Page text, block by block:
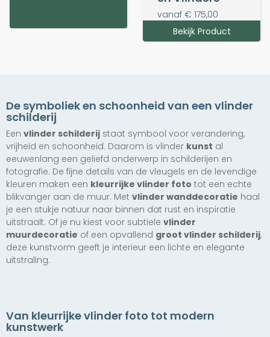
vanaf € 175,00
Bekijk Product
Exclusief
Kleurboek
Vrouw met
Vlinders
vanaf € 142,50
Exclusief
Bloemen
Exclusief
Bloemen
Exclusief
Bloemen
Stilleven met
bloemen in een
glazen vaas -
Davidsz. en
Mignon
(liggend)
vanaf € 170,00
Exclusief
Nature is on
Exclusief
The Sax Player
De symboliek en schoonheid van een vlinder
schilderij
Een vlinder schilderij staat symbool voor verandering,
vrijheid en schoonheid. Daarom is vlinder kunst al
eeuwenlang een geliefd onderwerp in schilderijen en
fotografie. De fijne details van de vleugels en de levendige
kleuren maken een kleurrijke vlinder foto tot een echte
blikvanger aan de muur. Met vlinder wanddecoratie haal
je een stukje natuur naar binnen dat rust en inspiratie
uitstraalt. Of je nu kiest voor subtiele vlinder
muurdecoratie of een opvallend groot vlinder schilderij,
deze kunstvorm geeft je interieur een lichte en elegante
uitstraling.
Van kleurrijke vlinder foto tot modern
kunstwerk